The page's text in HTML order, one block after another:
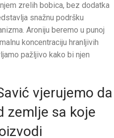
zrelih bobica, bez dodatka
snažnu podršku
Aroniju beremo u punoj
koncentraciju hranljivih
pažljivo kako bi njen
vjerujemo da
zemlje sa koje